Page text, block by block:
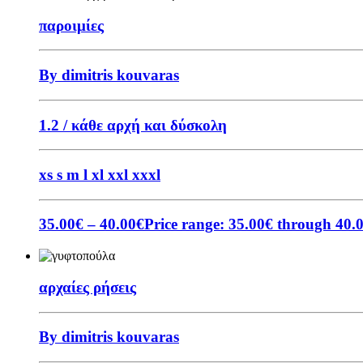
παροιμίες
By dimitris kouvaras
1.2 / κάθε αρχή και δύσκολη
xs s m l xl xxl xxxl
35.00€ – 40.00€Price range: 35.00€ through
αρχαίες ρήσεις
By dimitris kouvaras